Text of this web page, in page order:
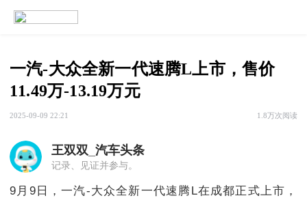
一汽-大众全新一代速腾L上市，售价
11.49万-13.19万元
2025-09-09 22:21 1.8万次阅读
王双双 _汽车头条
记录、见证并参与。
9月9日，一汽-大众全新一代速腾L在成都正式上市，